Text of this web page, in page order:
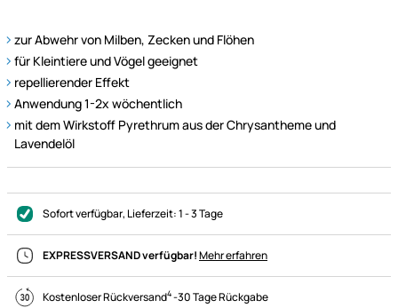
zur Abwehr von Milben, Zecken und Flöhen
für Kleintiere und Vögel geeignet
repellierender Effekt
Anwendung 1-2x wöchentlich
mit dem Wirkstoff Pyrethrum aus der Chrysantheme und
Lavendelöl
Sofort verfügbar, Lieferzeit:1 - 3 Tage
EXPRESSVERSAND verfügbar!Mehr erfahren
Kostenloser Rückversand4-30 Tage Rückgabe